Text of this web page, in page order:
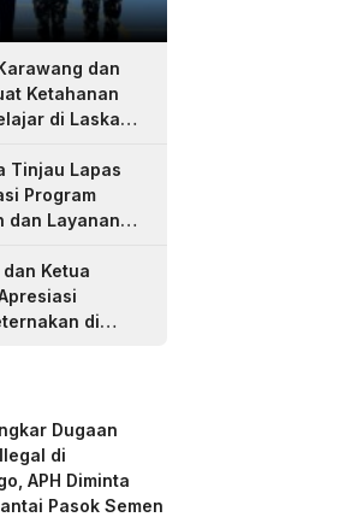
dan
Ketahanan
di Laskar
Tinjau Lapas
Program
dan Layanan
Ketua
di
Dugaan
di
APH Diminta
Pasok Semen